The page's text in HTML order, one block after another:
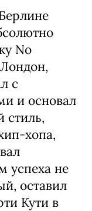
No
с
и основал
стиль,
хопа,
успеха не
оставил
Кути в